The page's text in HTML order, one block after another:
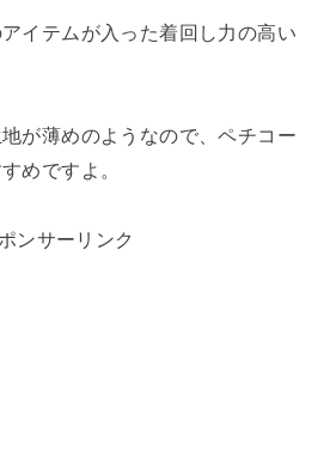
イテムが入った着回し力の高い
が薄めのようなので、ペチコー
めですよ。
ンサーリンク